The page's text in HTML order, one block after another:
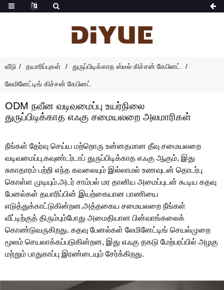
வீடு தயாரிப்புகள் துருப்பிடிக்காத ஸ்டீல் கிச்சன் கேபினட்
லேமினேட்டிங் கிச்சன் கேபினட்
ODM நவீன வடிவமைப்பு உயர்நிலை
துருப்பிடிக்காத எஃகு சமையலறை அலமாரிகள்
நீங்கள் தேர்வு செய்ய மற்றொரு உன்னதமான தீவு சமையலறை
வடிவமைப்பு.கவுண்டர்டாப் துருப்பிடிக்காத எஃகு ஆகும், இது
சுகாதாரம் பற்றி எந்த கவலையும் இல்லாமல் உணவுடன் தொடர்பு
கொள்ள முடியும்.அடர் சாம்பல் மர தானிய அமைப்புடன் கூடிய கதவு
பேனல்கள் தயாரிப்பின் இயற்கையான பாணியை
எடுத்துக்காட்டுகின்றன.அத்தகைய சமையலறை நீங்கள்
வீட்டிற்குத் திரும்பும்போது அமைதியான பின்வாங்கலைக்
கொண்டுவருகிறது. கதவு பேனல்கள் லேமினேட்டிங் செயல்முறை
மூலம் செயலாக்கப்படுகின்றன, இது எஃகு தகடு மேற்பரப்பில் அழகு
மற்றும் பாதுகாப்பு இரண்டையும் சேர்க்கிறது.